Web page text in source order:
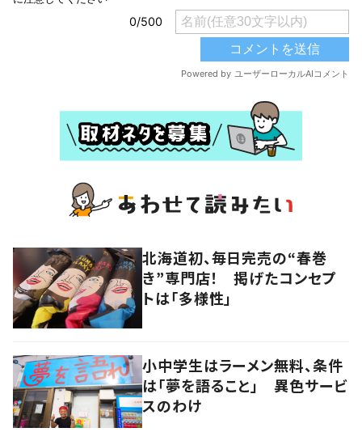
北海道初、毎日完売の“春巻
き”専門店！ 掲げたコンセプ
トは「多様性」
小中学生はラーメン無料、条件
は「夢を語ること」 異色サービ
スのわけ